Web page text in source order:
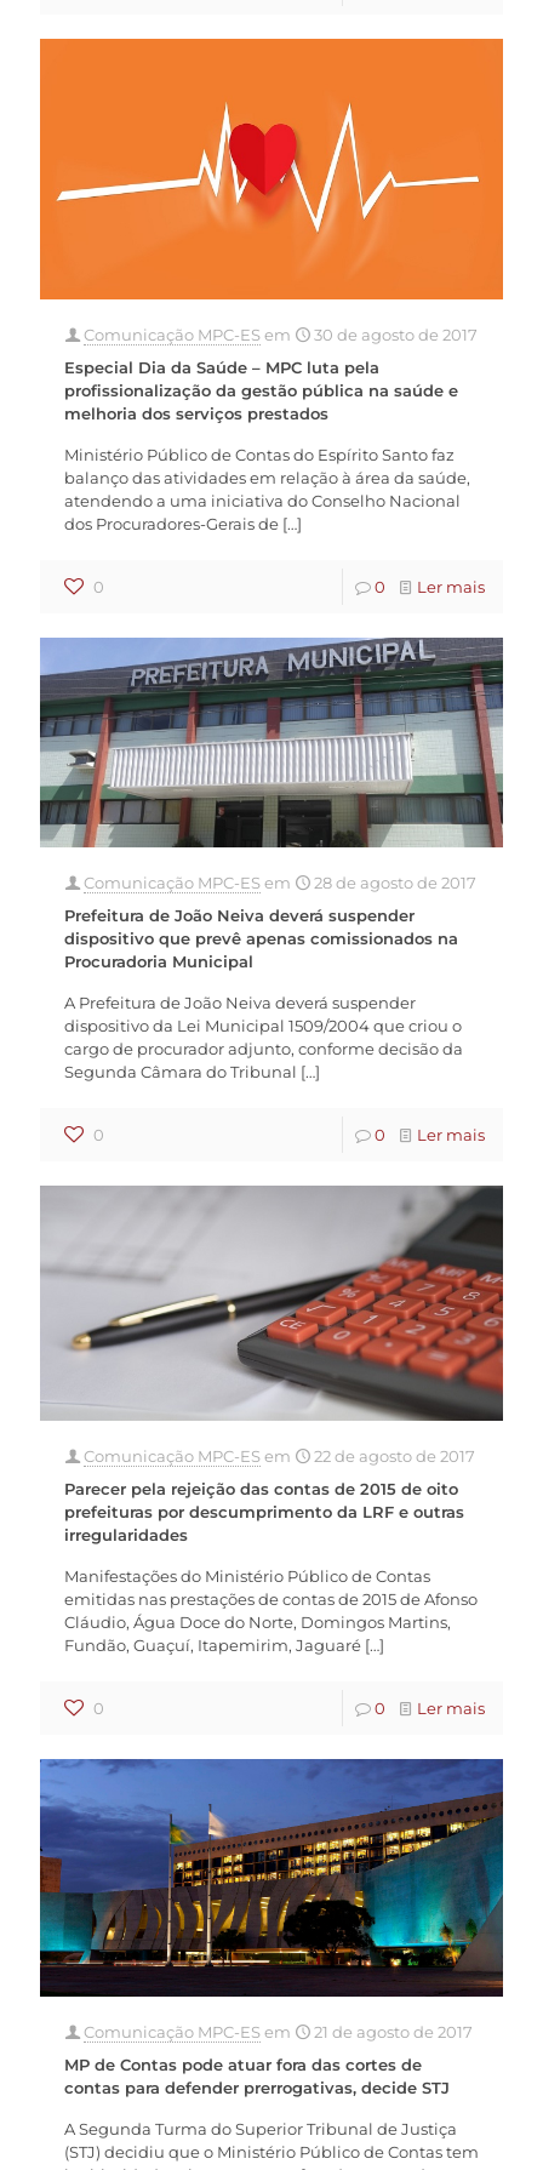
Comunicação MPC-ESem
30 de agosto de 2017
Especial Dia da Saúde – MPC luta pela
profissionalização da gestão pública na saúde e
melhoria dos serviços prestados
Ministério Público de Contas do Espírito Santo faz
balanço das atividades em relação à área da saúde,
atendendo a uma iniciativa do Conselho Nacional
dos Procuradores-Gerais de […]
0 0 Ler mais
Comunicação MPC-ESem
28 de agosto de 2017
Prefeitura de João Neiva deverá suspender
dispositivo que prevê apenas comissionados na
Procuradoria Municipal
A Prefeitura de João Neiva deverá suspender
dispositivo da Lei Municipal 1509/2004 que criou o
cargo de procurador adjunto, conforme decisão da
Segunda Câmara do Tribunal […]
0 0 Ler mais
Comunicação MPC-ESem
22 de agosto de 2017
Parecer pela rejeição das contas de 2015 de oito
prefeituras por descumprimento da LRF e outras
irregularidades
Manifestações do Ministério Público de Contas
emitidas nas prestações de contas de 2015 de Afonso
Cláudio, Água Doce do Norte, Domingos Martins,
Fundão, Guaçuí, Itapemirim, Jaguaré […]
0 0 Ler mais
Comunicação MPC-ESem
21 de agosto de 2017
MP de Contas pode atuar fora das cortes de
contas para defender prerrogativas, decide STJ
A Segunda Turma do Superior Tribunal de Justiça
(STJ) decidiu que o Ministério Público de Contas tem